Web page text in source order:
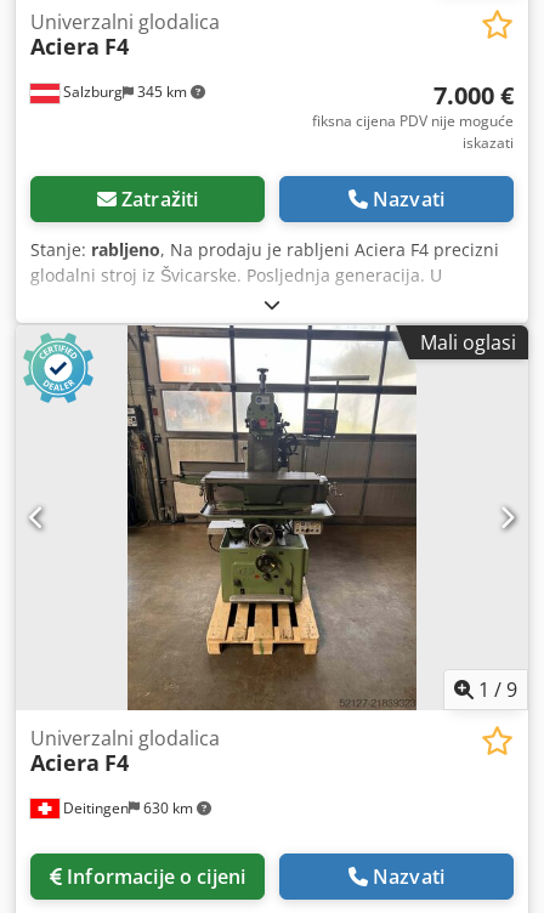
Salzburg 345 km
Univerzalni glodalica
Aciera F4
7.000 €
fiksna cijena PDV nije moguće
iskazati
Zatražiti Nazvati
Stanje: rabljeno, Na prodaju je rabljeni Aciera F4 precizni
glodalni stroj iz Švicarske. Posljednja generacija. U
vrhunskom stanju. Hodovi osi: X400 Y175 Z450mm Prihvat
alata: Iso 40 Brzina vretena: 50–3400 o/min, podesivo bez
stupnjeva Univerzalni stol za glodanje Pomaci na X i Z osi
10–600mm/min, beskonačno podesivo Brzi pomaci na X i Z
osi 1500mm/min Izuzetno robustan i precizan alatni
glodalni stroj. Uključeno nekoliko SK40 alata te držač s
kompletom steznih čaura. Dodpjy H Iupefx Ahiswa
Originalni korisnički priručnik uključen Težina cca 950kg
Mali oglasi
1 /9
Deitingen 630 km
Univerzalni glodalica
Aciera F4
Informacije o cijeni Nazvati